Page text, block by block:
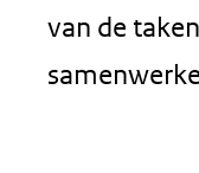
van de